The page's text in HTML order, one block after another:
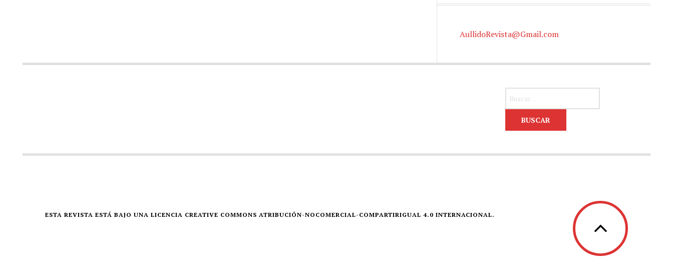
AullidoRevista@Gmail.com
ESTA REVISTA ESTÁ BAJO UNA LICENCIA CREATIVE COMMONS ATRIBUCIÓN-NOCOMERCIAL-COMPARTIRIGUAL 4.0 INTERNACIONAL.